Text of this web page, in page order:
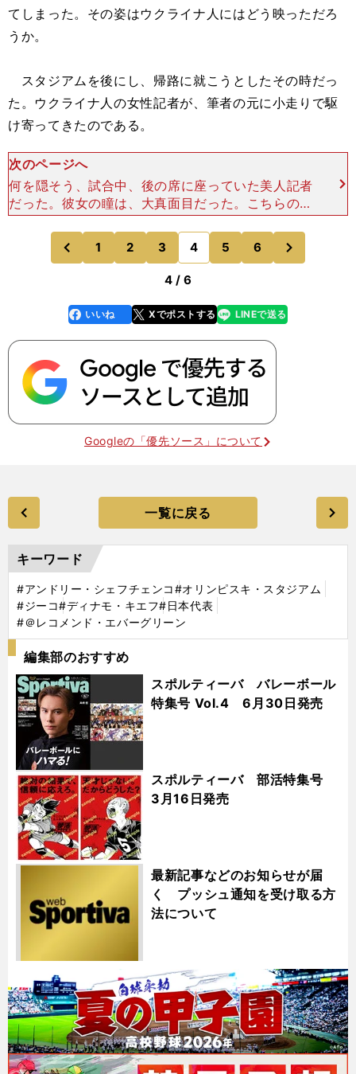
てしまった。その姿はウクライナ人にはどう映っただろ
うか。
スタジアムを後にし、帰路に就こうとしたその時だっ
た。ウクライナ人の女性記者が、筆者の元に小走りで駆
け寄ってきたのである。
次のページへ
何を隠そう、試合中、後の席に座っていた美人記者
だった。彼女の瞳は、大真面目だった。こちらの眼
鏡の奥を真っ直ぐに見据え、訴えかけているようで
もあった。「今日の試合をどう思いますか。あなた
も、ジーコ監督と
前
のページへ
1 2 3 4 5 6
のページへ
4 / 6
faceboo
k
いいね Xでポストする
line LINEで送る
Googleの「優先ソース」について
一覧に戻る
キーワード
#アンドリー・シェフチェンコ#オリンピスキ・スタジアム
#ジーコ#ディナモ・キエフ#日本代表
#＠レコメンド・エバーグリーン
編集部のおすすめ
スポルティーバ バレーボール
特集号 Vol.4 6月30日発売
スポルティーバ 部活特集号
3月16日発売
最新記事などのお知らせが届
く プッシュ通知を受け取る方
法について